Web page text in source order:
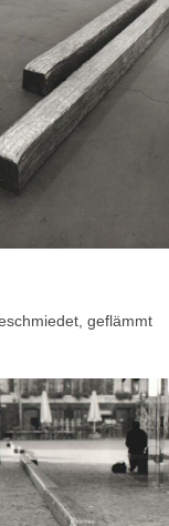
geflämmt